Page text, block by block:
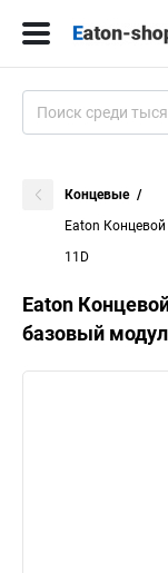
Концевые
Eaton
11D
Eaton
базовый